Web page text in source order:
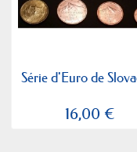
Série d'Euro de
16,00 €